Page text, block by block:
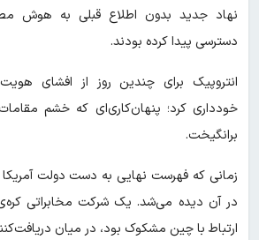
نهاد جدید بدون اطلاع قبلی به هوش
دسترسی پیدا کرده بودند.
انتروپیک برای چندین روز از افشای
خودداری کرد؛ پنهان‌کاری‌ای که خشم مقامات
برانگیخت.
زمانی که فهرست نهایی به دست دولت
در آن دیده می‌شد. یک شرکت مخابراتی
ارتباط با چین مشکوک بود، در میان